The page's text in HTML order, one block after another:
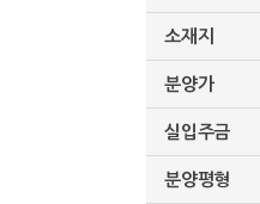
소재지
분양가
실입주금
분양평형